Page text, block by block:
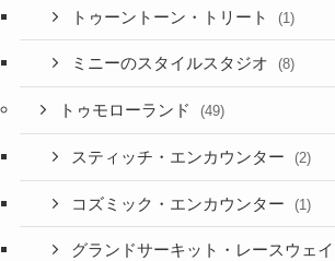
トゥーントーン・トリート (1)
ミニーのスタイルスタジオ (8)
トゥモローランド (49)
スティッチ・エンカウンター (2)
コズミック・エンカウンター (1)
グランドサーキット・レースウェイ